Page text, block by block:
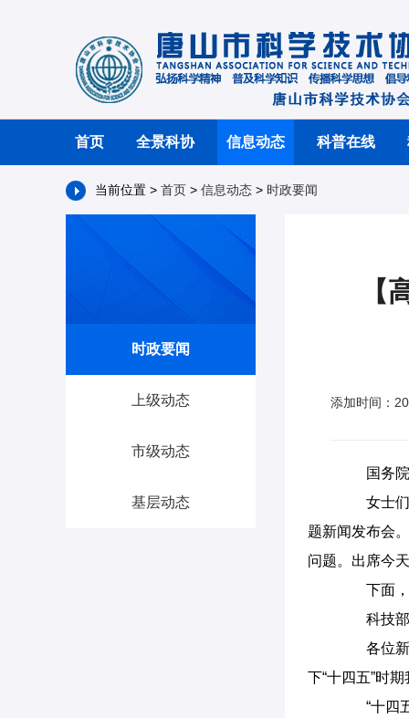
首页 全景科协 信息动态 科普在线
当前位置 > 首页 > 信息动态 > 时政要闻
时政要闻
上级动态
市级动态
基层动态
【
添加时间：
国务院
女士们、
题新闻发布会
问题。出席今
下面，
科技部
各位新闻
下“十四五”时
“十四五